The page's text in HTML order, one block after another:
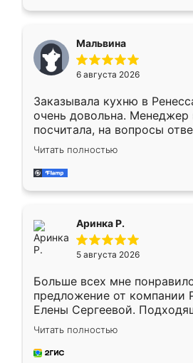
меньше, здесь же он более
Мне нравится ,если что-то
мебели буду заказывать
Мальвина
6 августа 2026
Заказывала кухню в
очень довольна. Менеджер
посчитала, на вопросы
Замерщик приехал в
делу со всей
за день, ребята работали
Читать полностью
Аринка Р.
5 августа 2026
Больше всех мне
предложение от компании
Елены Сергеевой.
короткие сроки
для замера сотрудник
предложил по моему
Читать полностью